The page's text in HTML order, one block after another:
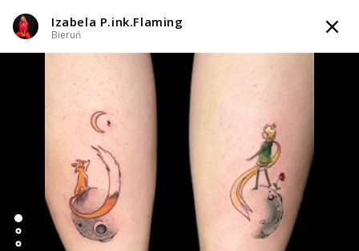
TATTOOARTIST
Izabela P.ink.Flaming
Abstrakcyjny / Black & Grey / Dotwork / Geometryczny /
Ornamenty / Graficzny / Sketch
i 5 więcej
WIADOMOŚĆ
TATUAŻE WZORY TATTOO LIFE INFO
Izabela P.ink.Flaming
Bieruń